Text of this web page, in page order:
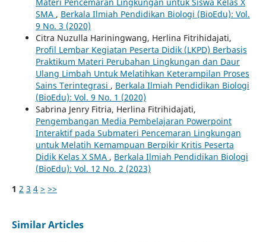
SMA , Berkala Ilmiah Pendidikan Biologi (BioEdu): Vol.
9 No. 3 (2020)
Citra Nuzulla Hariningwang, Herlina Fitrihidajati,
Profil Lembar Kegiatan Peserta Didik (LKPD) Berbasis
Praktikum Materi Perubahan Lingkungan dan Daur
Ulang Limbah Untuk Melatihkan Keterampilan Proses
Sains Terintegrasi , Berkala Ilmiah Pendidikan Biologi
(BioEdu): Vol. 9 No. 1 (2020)
Sabrina Jenry Fitria, Herlina Fitrihidajati,
Pengembangan Media Pembelajaran Powerpoint
Interaktif pada Submateri Pencemaran Lingkungan
untuk Melatih Kemampuan Berpikir Kritis Peserta
Didik Kelas X SMA , Berkala Ilmiah Pendidikan Biologi
(BioEdu): Vol. 12 No. 2 (2023)
1 2 3 4 > >>
Similar Articles